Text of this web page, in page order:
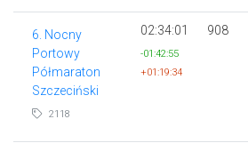
6. Nocny
Portowy
Półmaraton
Szczeciński
2118
02:34:01
-01:42:55
+01:19:34
908